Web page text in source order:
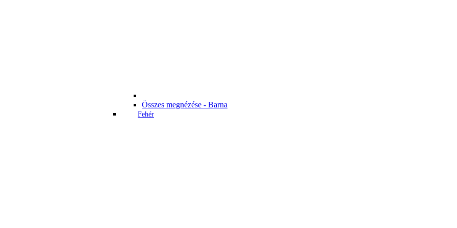
Összes megnézése - Barna
Fehér